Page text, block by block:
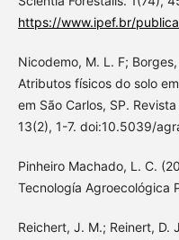
https://www.ipef.br/
Nicodemo, M. L. F;
Atributos físicos do solo
em São Carlos, SP.
13(2), 1-7. doi:10.5039/
Pinheiro Machado, L. C.
Tecnología Agroecológica
Reichert, J. M.; Reinert,